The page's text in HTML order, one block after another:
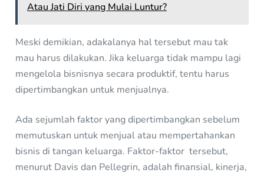
Atau Jati Diri yang Mulai Luntur?
Meski demikian, adakalanya hal tersebut mau tak
mau harus dilakukan. Jika keluarga tidak mampu lagi
mengelola bisnisnya secara produktif, tentu harus
dipertimbangkan untuk menjualnya.
Ada sejumlah faktor yang dipertimbangkan sebelum
memutuskan untuk menjual atau mempertahankan
bisnis di tangan keluarga. Faktor-faktor tersebut,
menurut Davis dan Pellegrin, adalah finansial, kinerja,